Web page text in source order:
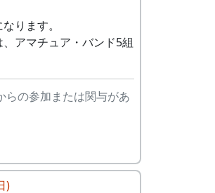
（ポン四郎）
に
アンジェラ
CORPORATION
ります。
アマチュア・バンド5組
らの参加または関与があ
)